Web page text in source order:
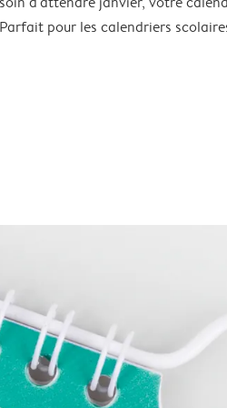
pour les calendriers